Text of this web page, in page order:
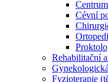
Cévní
Rehabilitační
Fyzioterapie